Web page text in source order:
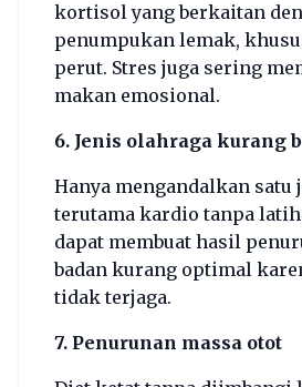
kortisol yang berkaitan
penumpukan lemak,
perut. Stres juga sering
makan emosional.
6. Jenis olahraga kurang
Hanya mengandalkan satu
terutama kardio tanpa
dapat membuat hasil
badan kurang optimal
tidak terjaga.
7. Penurunan massa otot